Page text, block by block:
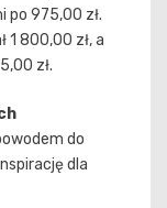
po 975,00 zł.
1 800,00 zł, a
zł.
do
dla